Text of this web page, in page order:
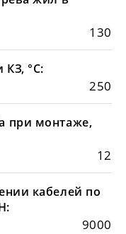
130
КЗ, °С:
250
при монтаже,
12
кабелей по
9000